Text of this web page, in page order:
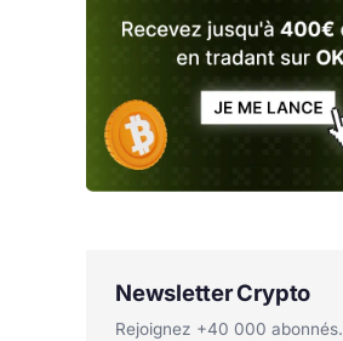
Newsletter Crypto
Rejoignez +40 000 abonnés.